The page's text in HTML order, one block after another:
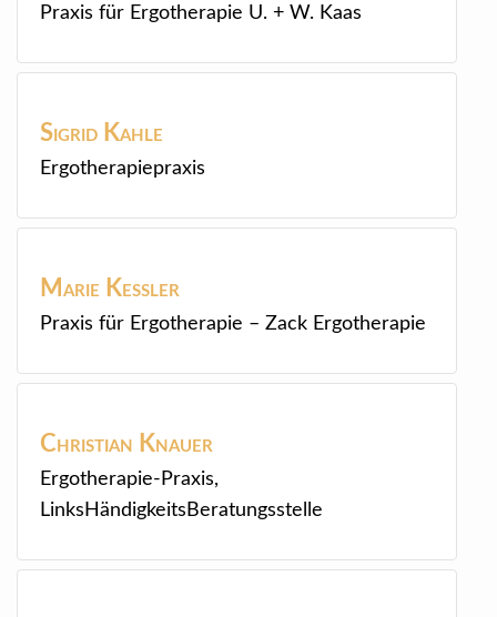
Praxis für Ergotherapie U. + W. Kaas
Sigrid Kahle
Ergotherapiepraxis
Marie Kessler
Praxis für Ergotherapie – Zack Ergotherapie
Christian Knauer
Ergotherapie-Praxis,
LinksHändigkeitsBeratungsstelle